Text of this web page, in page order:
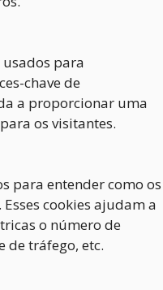
usados para
chave de
a proporcionar uma
os visitantes.
para entender como os
cookies ajudam a
o número de
de tráfego, etc.